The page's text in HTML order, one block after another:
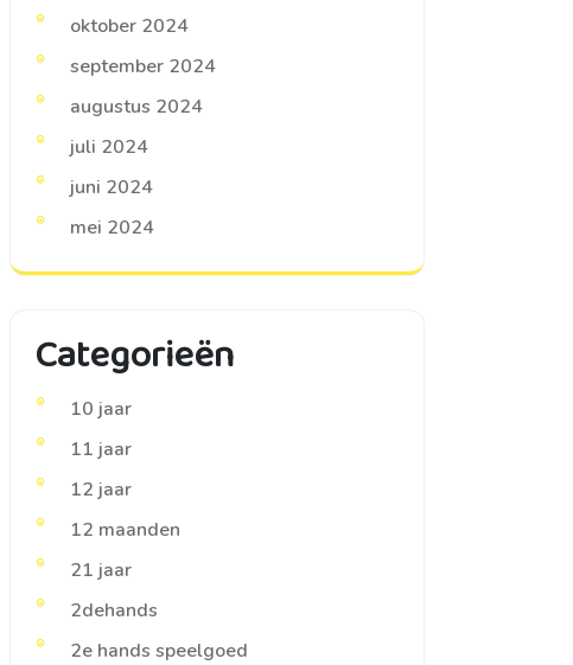
oktober 2024
september 2024
augustus 2024
juli 2024
juni 2024
mei 2024
Categorieën
10 jaar
11 jaar
12 jaar
12 maanden
21 jaar
2dehands
2e hands speelgoed